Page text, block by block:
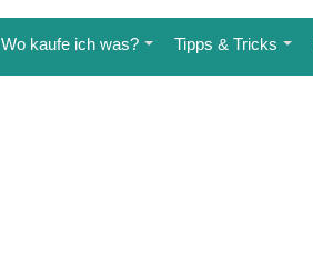
Wo kaufe ich was? Tipps & Tricks